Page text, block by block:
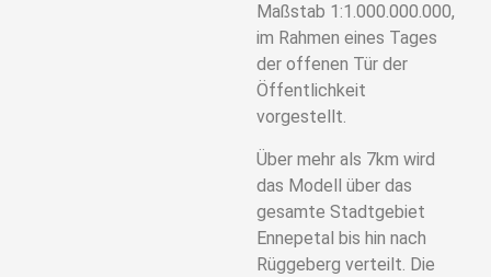
Maßstab 1:1.000.000.000,
im Rahmen eines Tages
der offenen Tür der
Öffentlichkeit
vorgestellt.
Über mehr als 7km wird
das Modell über das
gesamte Stadtgebiet
Ennepetal bis hin nach
Rüggeberg verteilt. Die